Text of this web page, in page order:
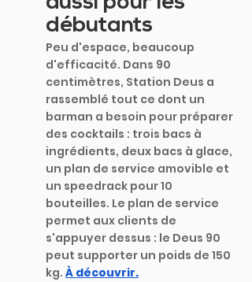
débutants
Peu d'espace, beaucoup
d'efficacité. Dans 90
centimètres, Station Deus a
rassemblé tout ce dont un
barman a besoin pour préparer
des cocktails : trois bacs à
ingrédients, deux bacs à glace,
un plan de service amovible et
un speedrack pour 10
bouteilles. Le plan de service
permet aux clients de
s'appuyer dessus : le Deus 90
peut supporter un poids de 150
kg. À découvrir.